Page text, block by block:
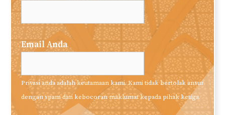
Email Anda
Privasi anda adalah keutamaan kami. Kami tidak bertolak ansur
dengan spam dan kebocoran maklumat kepada pihak ketiga.